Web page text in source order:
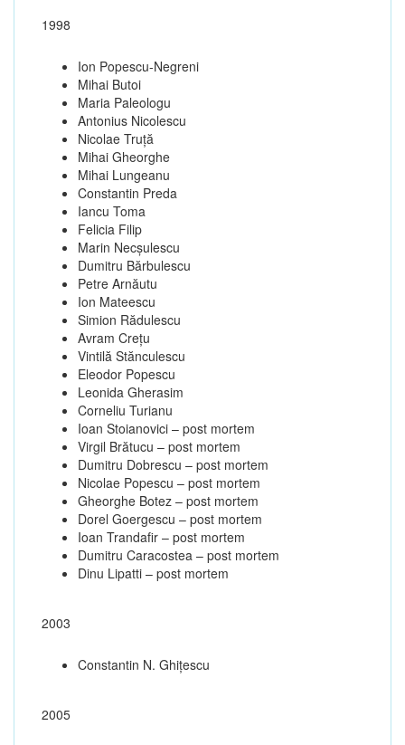
1998
Ion Popescu-Negreni
Mihai Butoi
Maria Paleologu
Antonius Nicolescu
Nicolae Truţă
Mihai Gheorghe
Mihai Lungeanu
Constantin Preda
Iancu Toma
Felicia Filip
Marin Necşulescu
Dumitru Bărbulescu
Petre Arnăutu
Ion Mateescu
Simion Rădulescu
Avram Creţu
Vintilă Stănculescu
Eleodor Popescu
Leonida Gherasim
Corneliu Turianu
Ioan Stoianovici – post mortem
Virgil Brătucu – post mortem
Dumitru Dobrescu – post mortem
Nicolae Popescu – post mortem
Gheorghe Botez – post mortem
Dorel Goergescu – post mortem
Ioan Trandafir – post mortem
Dumitru Caracostea – post mortem
Dinu Lipatti – post mortem
2003
Constantin N. Ghiţescu
2005